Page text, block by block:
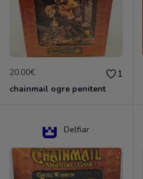
20.00€ 1
chainmail ogre penitent
Delfiar